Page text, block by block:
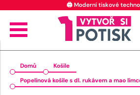
🖨️ Moderní tiskové
Domů
Košile
Popelínová košile s dl. rukávem a mao